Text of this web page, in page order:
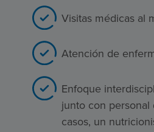
Visitas médicas al
Atención de
Enfoque
junto con personal
casos, un